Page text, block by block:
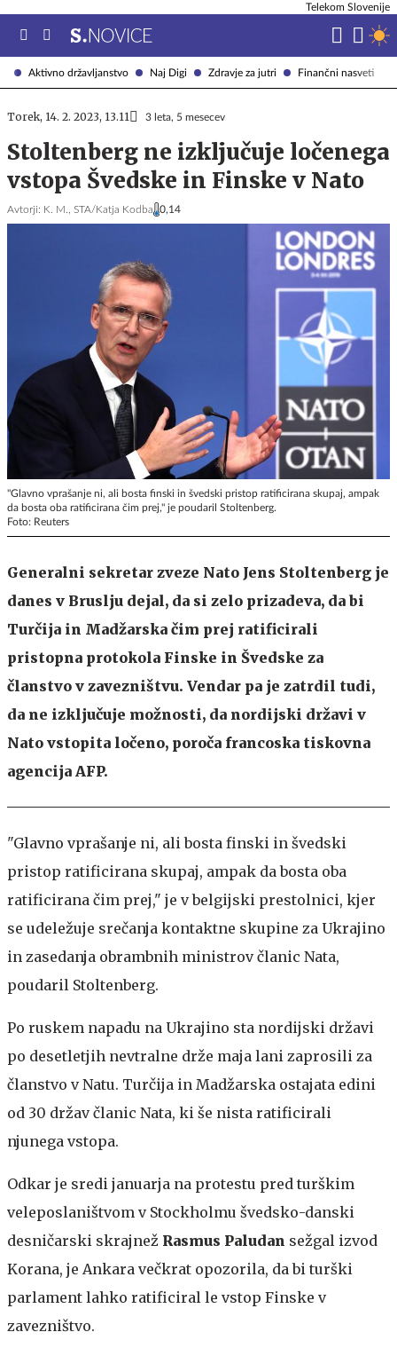
Aktivno državljanstvo Naj Digi Zdravje za jutri Finančni nasveti
Telekom Slovenije
Torek, 14. 2. 2023, 13.11 3 leta, 5 mesecev
Stoltenberg ne izključuje ločenega
vstopa Švedske in Finske v Nato
Avtorji: K. M., STA/Katja Kodba 0,14
"Glavno vprašanje ni, ali bosta finski in švedski pristop ratificirana skupaj, ampak
da bosta oba ratificirana čim prej," je poudaril Stoltenberg.
Foto: Reuters
Generalni sekretar zveze Nato Jens Stoltenberg je
danes v Bruslju dejal, da si zelo prizadeva, da bi
Turčija in Madžarska čim prej ratificirali
pristopna protokola Finske in Švedske za
članstvo v zavezništvu. Vendar pa je zatrdil tudi,
da ne izključuje možnosti, da nordijski državi v
Nato vstopita ločeno, poroča francoska tiskovna
agencija AFP.
"Glavno vprašanje ni, ali bosta finski in švedski
pristop ratificirana skupaj, ampak da bosta oba
ratificirana čim prej," je v belgijski prestolnici, kjer
se udeležuje srečanja kontaktne skupine za Ukrajino
in zasedanja obrambnih ministrov članic Nata,
poudaril Stoltenberg.
Po ruskem napadu na Ukrajino sta nordijski državi
po desetletjih nevtralne drže maja lani zaprosili za
članstvo v Natu. Turčija in Madžarska ostajata edini
od 30 držav članic Nata, ki še nista ratificirali
njunega vstopa.
Odkar je sredi januarja na protestu pred turškim
veleposlaništvom v Stockholmu švedsko-danski
desničarski skrajnež Rasmus Paludan sežgal izvod
Korana, je Ankara večkrat opozorila, da bi turški
parlament lahko ratificiral le vstop Finske v
zavezništvo.